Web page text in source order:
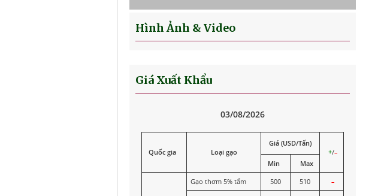
Hình Ảnh & Video
Giá Xuất Khẩu
03/08/2026
Quốc gia Loại gạo
Giá (USD/Tấn)
+/–
Min
Max
Gạo thơm 5% tấm 500 510 –